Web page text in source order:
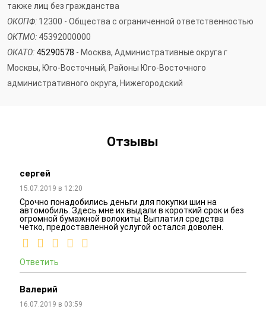
также лиц без гражданства
ОКОПФ: 12300 - Общества с ограниченной ответственностью
ОКТМО: 45392000000
ОКАТО: 45290578 - Москва, Административные округа г
Москвы, Юго-Восточный, Районы Юго-Восточного
административного округа, Нижегородский
Отзывы
сергей
15.07.2019 в 12:20
Срочно понадобились деньги для покупки шин на
автомобиль. Здесь мне их выдали в короткий срок и без
огромной бумажной волокиты. Выплатил средства
четко, предоставленной услугой остался доволен.
Ответить
Валерий
16.07.2019 в 03:59